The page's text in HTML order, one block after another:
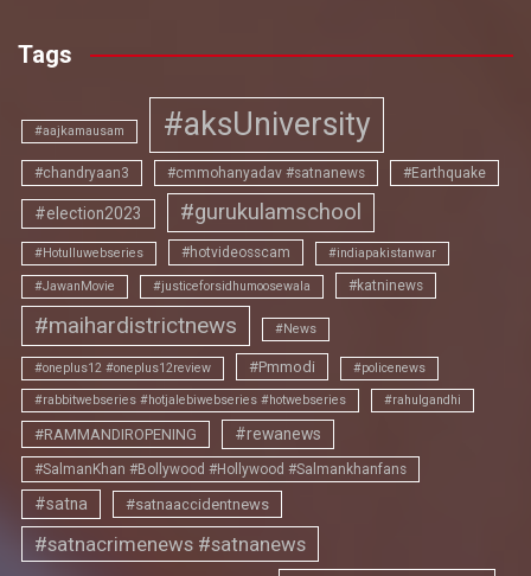
Tags
#aajkamausam #aksUniversity
#chandryaan3 #cmmohanyadav #satnanews #Earthquake
#election2023 #gurukulamschool
#Hotulluwebseries #hotvideosscam #indiapakistanwar
#JawanMovie #justiceforsidhumoosewala #katninews
#maihardistrictnews #News
#oneplus12 #oneplus12review #Pmmodi #policenews
#rabbitwebseries #hotjalebiwebseries #hotwebseries #rahulgandhi
#RAMMANDIROPENING #rewanews
#SalmanKhan #Bollywood #Hollywood #Salmankhanfans
#satna #satnaaccidentnews
#satnacrimenews #satnanews